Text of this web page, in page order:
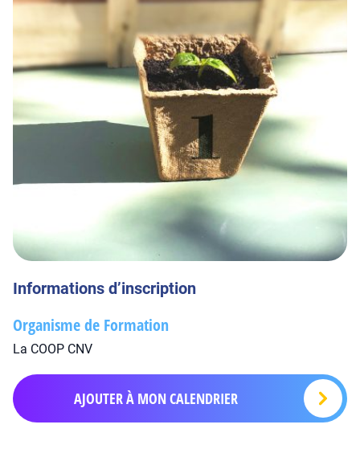
Informations d’inscription
Organisme de Formation
La COOP CNV
AJOUTER À MON CALENDRIER